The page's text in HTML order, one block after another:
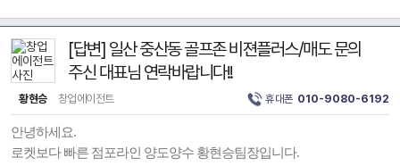
[답변] 일산 중산동 골프존 비젼플러스/매도 문의
주신 대표님 연락바랍니다!!
황현승 창업에이전트 휴대폰 010-9080-6192
안녕하세요.
로켓보다 빠른 점포라인 양도양수 황현승팀장입니다.